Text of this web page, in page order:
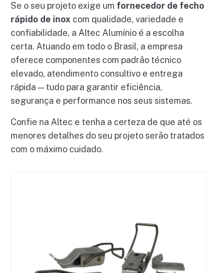
Se o seu projeto exige um fornecedor de fecho
rápido de inox com qualidade, variedade e
confiabilidade, a Altec Alumínio é a escolha
certa. Atuando em todo o Brasil, a empresa
oferece componentes com padrão técnico
elevado, atendimento consultivo e entrega
rápida — tudo para garantir eficiência,
segurança e performance nos seus sistemas.
Confie na Altec e tenha a certeza de que até os
menores detalhes do seu projeto serão tratados
com o máximo cuidado.